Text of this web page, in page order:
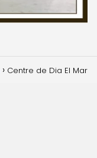
Centre de Dia El Mar